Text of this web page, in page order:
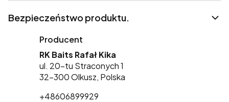
Bezpieczeństwo produktu.
Producent
RK Baits Rafał Kika
ul. 20-tu Straconych 1
32-300 Olkusz, Polska
+48606899929